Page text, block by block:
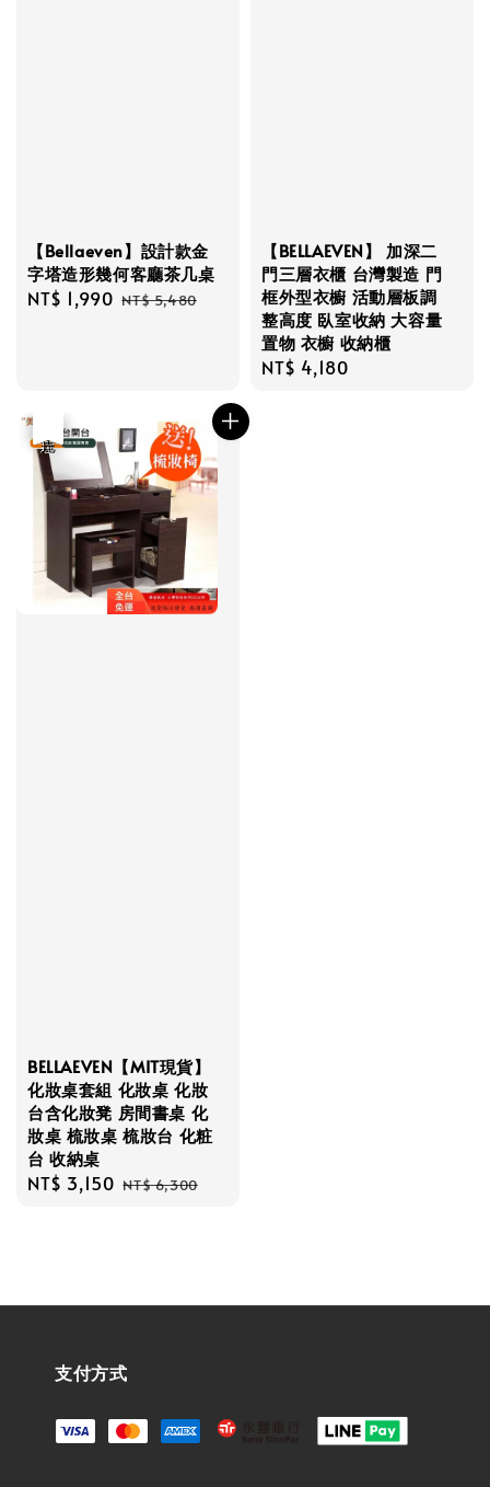
【Bellaeven】設計款金
字塔造形幾何客廳茶几桌
Sale
NT$ 1,990 Regular
NT$ 5,480
【BELLAEVEN】 加深二
門三層衣櫃 台灣製造 門
框外型衣櫥 活動層板調
整高度 臥室收納 大容量
置物 衣櫥 收納櫃
Regular
NT$ 4,180
BELLAEVEN【MIT現貨】
化妝桌套組 化妝桌 化妝
台含化妝凳 房間書桌 化
妝桌 梳妝桌 梳妝台 化粧
台 收納桌
Sale
NT$ 3,150 Regular
NT$ 6,300
支付方式